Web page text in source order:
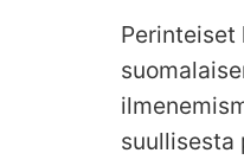
suullisesta